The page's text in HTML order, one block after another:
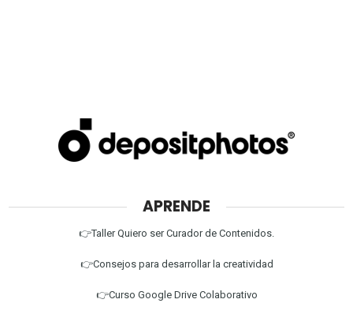
APRENDE
👉Taller Quiero ser Curador de Contenidos.
👉Consejos para desarrollar la creatividad
👉Curso Google Drive Colaborativo